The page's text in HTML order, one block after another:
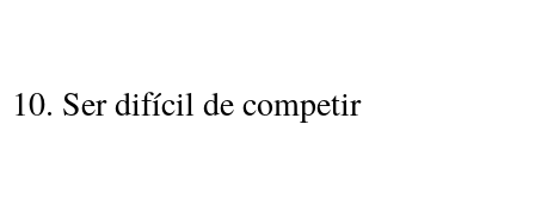
10. Ser difícil de competir